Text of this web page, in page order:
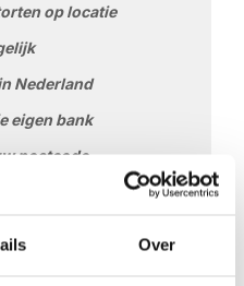
Over
op locatie
Nederland
eigen bank
postcode